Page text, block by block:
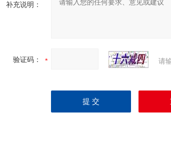
补充说明：
验证码： 请